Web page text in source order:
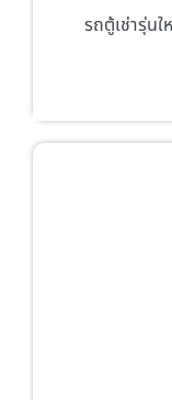
รถตู้เช่ารุ่น